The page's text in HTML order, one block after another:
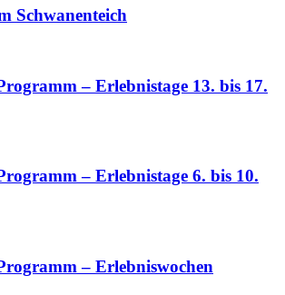
Schwanenteich
– Erlebnistage 13. bis 17.
– Erlebnistage 6. bis 10.
– Erlebniswochen